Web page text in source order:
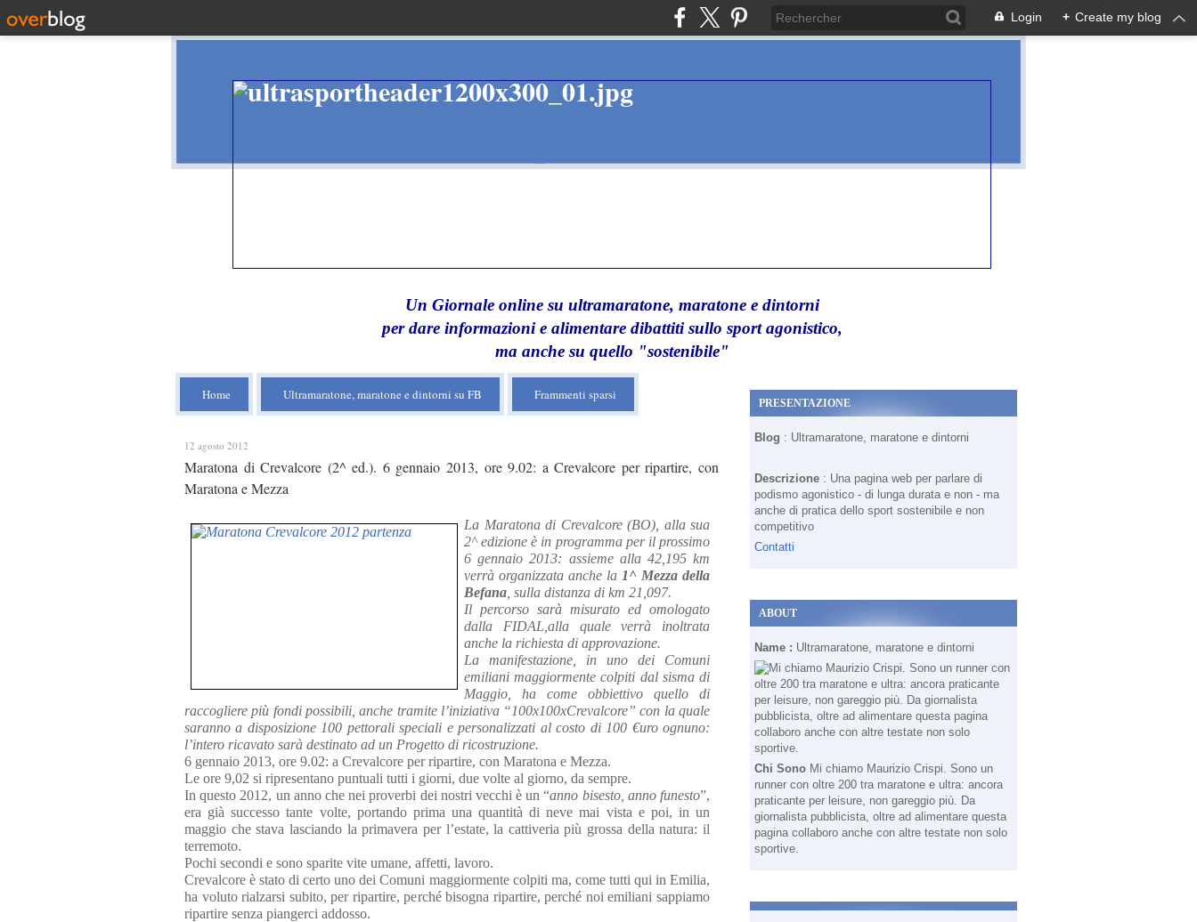
Login + Create my blog
Un Giornale online su ultramaratone, maratone e dintorni
per dare informazioni e alimentare dibattiti sullo sport agonistico,
ma anche su quello "sostenibile"
Home Ultramaratone, maratone e dintorni su FB Frammenti sparsi
12 agosto 2012
Maratona di Crevalcore (2^ ed.). 6 gennaio 2013, ore 9.02: a Crevalcore per ripartire, con
Maratona e Mezza
La Maratona di Crevalcore (BO), alla sua
2^ edizione è in programma per il prossimo
6 gennaio 2013: assieme alla 42,195 km
verrà organizzata anche la 1^ Mezza della
Befana , sulla distanza di km 21,097.
Il percorso sarà misurato ed omologato
dalla FIDAL,alla quale verrà inoltrata
anche la richiesta di approvazione.
La manifestazione, in uno dei Comuni
emiliani maggiormente colpiti dal sisma di
Maggio, ha come obbiettivo quello di
raccogliere più fondi possibili, anche tramite l’iniziativa “100x100xCrevalcore” con la quale
saranno a disposizione 100 pettorali speciali e personalizzati al costo di 100 €uro ognuno:
l’intero ricavato sarà destinato ad un Progetto di ricostruzione.
6 gennaio 2013, ore 9.02: a Crevalcore per ripartire, con Maratona e Mezza.
Le ore 9,02 si ripresentano puntuali tutti i giorni, due volte al giorno, da sempre.
In questo 2012, un anno che nei proverbi dei nostri vecchi è un “anno bisesto, anno funesto”,
era già successo tante volte, portando prima una quantità di neve mai vista e poi, in un
maggio che stava lasciando la primavera per l’estate, la cattiveria più grossa della natura: il
terremoto.
Pochi secondi e sono sparite vite umane, affetti, lavoro.
Crevalcore è stato di certo uno dei Comuni maggiormente colpiti ma, come tutti qui in Emilia,
ha voluto rialzarsi subito, per ripartire, perché bisogna ripartire, perché noi emiliani sappiamo
ripartire senza piangerci addosso.
PRESENTAZIONE
Blog : Ultramaratone, maratone e dintorni
Descrizione : Una pagina web per parlare di
podismo agonistico - di lunga durata e non - ma
anche di pratica dello sport sostenibile e non
competitivo
Contatti
ABOUT
Name : Ultramaratone, maratone e dintorni
Chi Sono Mi chiamo Maurizio Crispi. Sono un
runner con oltre 200 tra maratone e ultra: ancora
praticante per leisure, non gareggio più. Da
giornalista pubblicista, oltre ad alimentare questa
pagina collaboro anche con altre testate non solo
sportive.